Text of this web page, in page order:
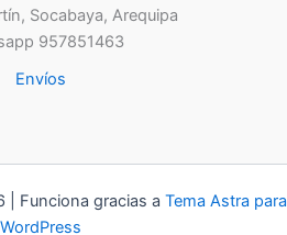
Socabaya, Arequipa
957851463
Envíos
Funciona gracias a Tema Astra para
WordPress